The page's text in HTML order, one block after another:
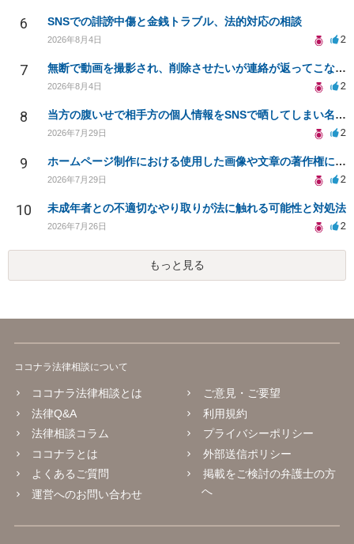
6 SNSでの誹謗中傷と金銭トラブル、法的対応の相談
2026年8月4日 2
7 無断で動画を撮影され、削除させたいが連絡が返ってこない。
2026年8月4日 2
8 当方の腹いせで相手方の個人情報をSNSで晒してしまい名誉毀損させてしまったかもしれない
2026年7月29日 2
9 ホームページ制作における使用した画像や文章の著作権について
2026年7月29日 2
10 未成年者との不適切なやり取りが法に触れる可能性と対処法
2026年7月26日 2
もっと見る
ココナラ法律相談について
ココナラ法律相談とは
法律Q&A
法律相談コラム
ココナラとは
よくあるご質問
運営へのお問い合わせ
ご意見・ご要望
利用規約
プライバシーポリシー
外部送信ポリシー
掲載をご検討の弁護士の方
へ